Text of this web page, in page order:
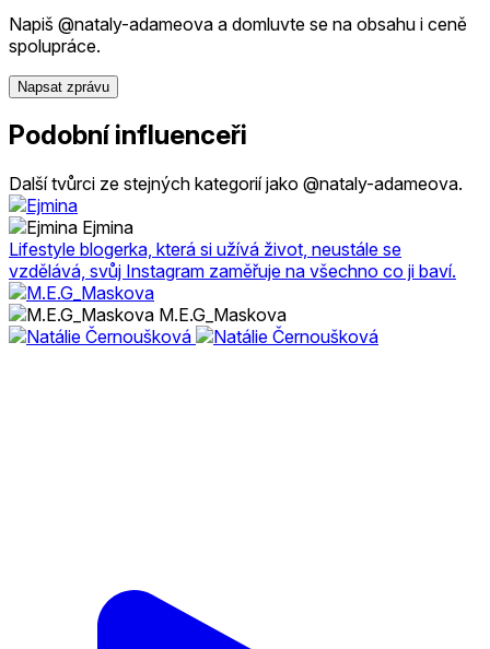
Napiš @nataly-adameova a domluvte se na obsahu i ceně
spolupráce.
Napsat zprávu
Podobní influenceři
Další tvůrci ze stejných kategorií jako @nataly-adameova.
Ejmina
Lifestyle blogerka, která si užívá život, neustále se
vzdělává, svůj Instagram zaměřuje na všechno co ji baví.
M.E.G_Maskova